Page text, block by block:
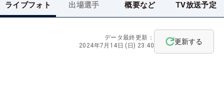
ライブフォト 出場選手 概要など TV放送予定
データ最終更新：
2024年7月14日 (日) 23:40
更新する